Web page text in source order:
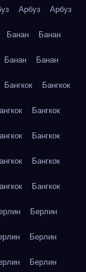
Арбуз Арбуз
Банан Банан
Банан Банан
Бангкок Бангкок
Бангкок
Бангкок
Бангкок
Бангкок
Берлин
Берлин
Берлин